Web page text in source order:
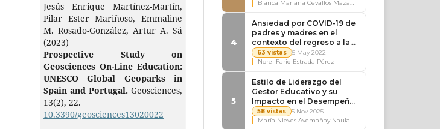
Jesús Enrique Martínez-Martín,
Pilar Ester Mariñoso, Emmaline
M. Rosado-González, Artur A. Sá
(2023)
Prospective Study on
Geosciences On-Line Education:
UNESCO Global Geoparks in
Spain and Portugal. Geosciences,
13(2), 22.
10.3390/geosciences13020022